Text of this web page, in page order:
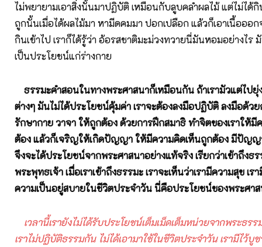
ไม่พยายามเอาสิ่งนั้นมาปฏิบัติ เหมือนกับลูบคลำผลไม้ แต่ไม่ได้
ถูกนั้นเมื่อได้ผลไม้มา หามีดคมมา ปอกเปลือก แล้วก็เอาเนื้อออก
กินเข้าไป เราก็ได้รู้ว่า อ้อรสชาติมะม่วงทวายนี่มันหอมอย่างไร
เป็นประโยชน์แก่ร่างกาย
ธรรมะคำสอนในทางพระศาสนาก็เหมือนกัน ถ้าเรามัวแต่ไป
ต่างๆ มันไม่ได้ประโยชน์คุ้มค่า เราจะต้องลงมือปฏิบัติ ลงมือด้ว
รักษากาย วาจา ให้ถูกต้อง ด้วยการฝึกสมาธิ ทำจิตของเราให้มี
ต้อง แล้วก็เจริญให้เกิดปัญญา ให้มีความคิดเห็นถูกต้อง มีปัญ
จึงจะได้ประโยชน์จากพระศาสนาอย่างแท้จริง เรียกว่าเข้าถึงธ
พระพุทธเจ้า เมื่อเราเข้าถึงธรรมะ เราจะเห็นว่าเรามีความสุข เร
ความเป็นอยู่สบายในชีวิตประจำวัน นี่คือประโยชน์ของพระศา
เวลานี้เรายังไม่ได้รับประโยชน์เต็มเม็ดเต็มหน่วยจากพระธรร
เราไม่ปฏิบัติธรรมกัน ไม่ได้เอามาใช้ในชีวิตประจำวัน เรามีไว้บู